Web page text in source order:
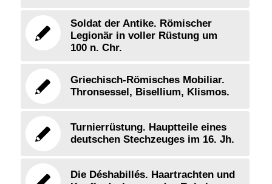
Soldat der Antike. Römischer
Legionär in voller Rüstung um
100 n. Chr.
Griechisch-Römisches Mobiliar.
Thronsessel, Bisellium, Klismos.
Turnierrüstung. Hauptteile eines
deutschen Stechzeuges im 16. Jh.
Die Déshabillés. Haartrachten und